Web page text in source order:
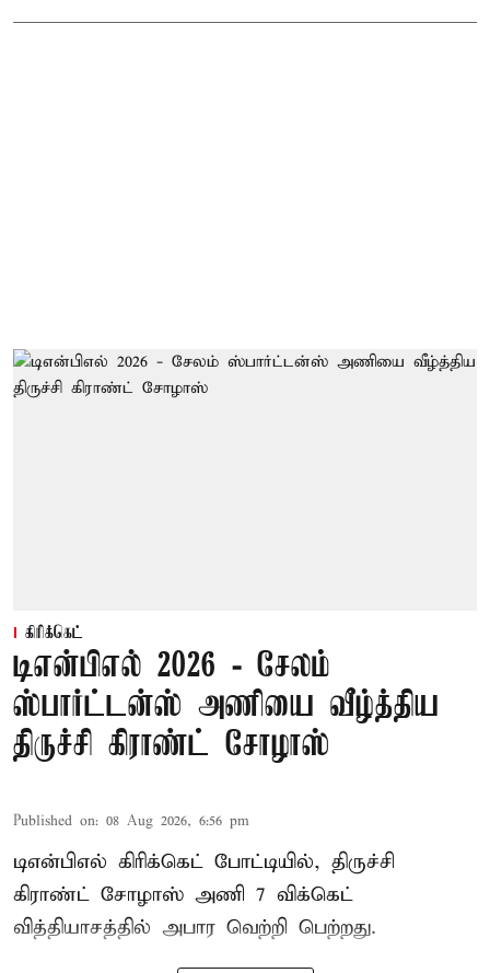
கிரிக்கெட்
டிஎன்பிஎல் 2026 - சேலம்
ஸ்பார்ட்டன்ஸ் அணியை வீழ்த்திய
திருச்சி கிராண்ட் சோழாஸ்
Published on: 08 Aug 2026, 6:56 pm
டிஎன்பிஎல் கிரிக்கெட் போட்டியில், திருச்சி
கிராண்ட் சோழாஸ் அணி 7 விக்கெட்
வித்தியாசத்தில் அபார வெற்றி பெற்றது.